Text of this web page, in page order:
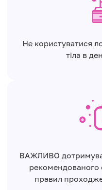
Не користуватися
тіла в
ВАЖЛИВО
рекомендованого
правил